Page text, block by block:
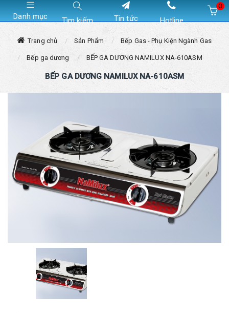
Danh mục Tìm kiếm Tin tức Hotline
0
Trang chủ Sản Phẩm Bếp Gas - Phụ Kiện Ngành Gas
Bếp ga dương BẾP GA DƯƠNG NAMILUX NA-610ASM
BẾP GA DƯƠNG NAMILUX NA-610ASM